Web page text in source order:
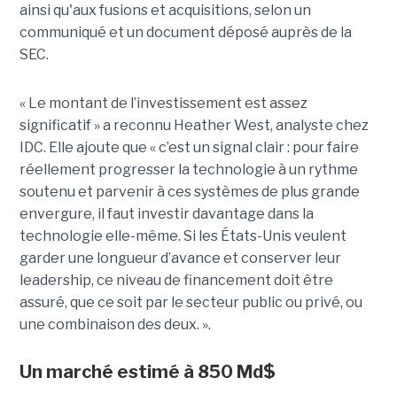
ainsi qu'aux fusions et acquisitions, selon un
communiqué et un document déposé auprès de la
SEC.
« Le montant de l’investissement est assez
significatif » a reconnu Heather West, analyste chez
IDC. Elle ajoute que « c’est un signal clair : pour faire
réellement progresser la technologie à un rythme
soutenu et parvenir à ces systèmes de plus grande
envergure, il faut investir davantage dans la
technologie elle-même. Si les États-Unis veulent
garder une longueur d’avance et conserver leur
leadership, ce niveau de financement doit être
assuré, que ce soit par le secteur public ou privé, ou
une combinaison des deux. ».
Un marché estimé à 850 Md$